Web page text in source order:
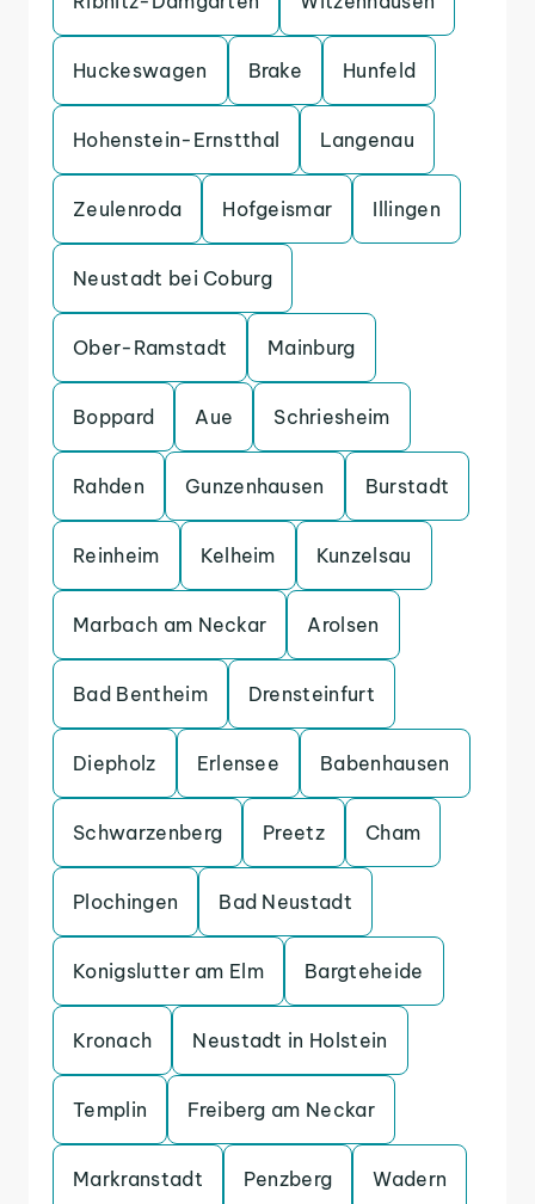
Huckeswagen Brake Hunfeld
Hohenstein-Ernstthal Langenau
Zeulenroda Hofgeismar Illingen
Neustadt bei Coburg
Ober-Ramstadt Mainburg
Boppard Aue Schriesheim
Rahden Gunzenhausen Burstadt
Reinheim Kelheim Kunzelsau
Marbach am Neckar Arolsen
Bad Bentheim Drensteinfurt
Diepholz Erlensee Babenhausen
Schwarzenberg Preetz Cham
Plochingen Bad Neustadt
Konigslutter am Elm Bargteheide
Kronach Neustadt in Holstein
Templin Freiberg am Neckar
Markranstadt Penzberg Wadern